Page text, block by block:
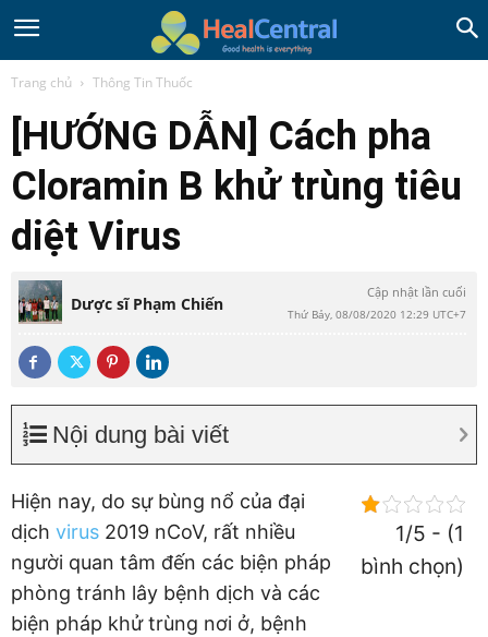
Trang chủ Thông Tin Thuốc
[HƯỚNG DẪN] Cách pha
Cloramin B khử trùng tiêu
diệt Virus
Dược sĩ Phạm Chiến
Cập nhật lần cuối
Thứ Bảy, 08/08/2020 12:29 UTC+7
Nội dung bài viết
1/5 - (1
bình chọn)
Hiện nay, do sự bùng nổ của đại
dịch virus 2019 nCoV, rất nhiều
người quan tâm đến các biện pháp
phòng tránh lây bệnh dịch và các
biện pháp khử trùng nơi ở, bệnh